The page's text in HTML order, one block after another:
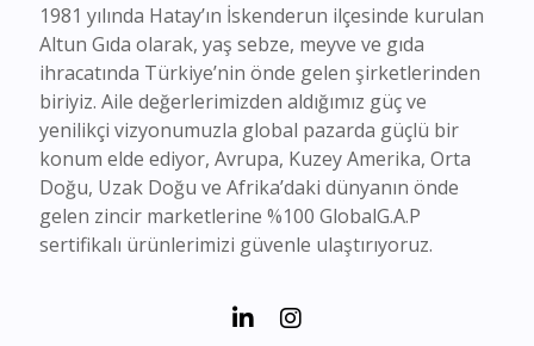
1981 yılında Hatay’ın İskenderun ilçesinde kurulan
Altun Gıda olarak, yaş sebze, meyve ve gıda
ihracatında Türkiye’nin önde gelen şirketlerinden
biriyiz. Aile değerlerimizden aldığımız güç ve
yenilikçi vizyonumuzla global pazarda güçlü bir
konum elde ediyor, Avrupa, Kuzey Amerika, Orta
Doğu, Uzak Doğu ve Afrika’daki dünyanın önde
gelen zincir marketlerine %100 GlobalG.A.P
sertifikalı ürünlerimizi güvenle ulaştırıyoruz.